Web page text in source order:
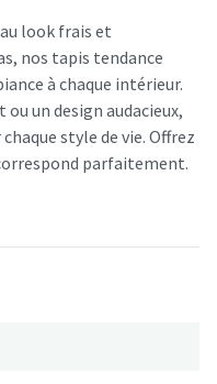
look frais et
nos tapis tendance
à chaque intérieur.
un design audacieux,
style de vie. Offrez
parfaitement.